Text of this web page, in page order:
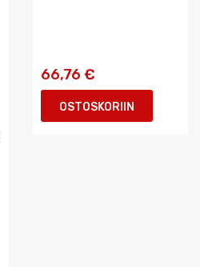
66,76 €
OSTOSKORIIN